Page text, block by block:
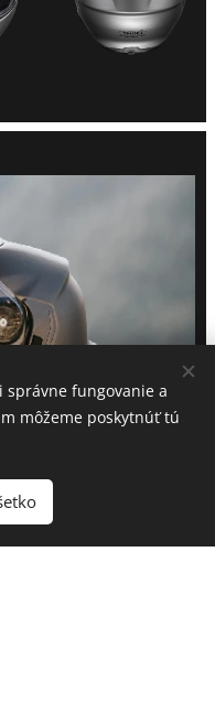
správne fungovanie a
môžeme poskytnúť tú